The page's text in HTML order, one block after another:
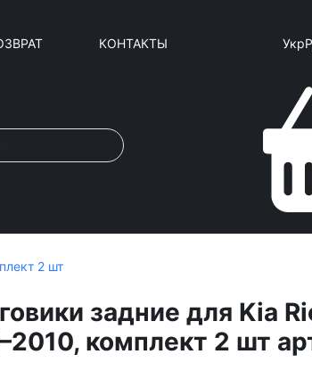
КОНТАКТЫ Укр
2 шт
задние для Kia
комплект 2 шт